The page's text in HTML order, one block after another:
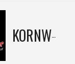
KORNWESTHEIM WOODPECKERS